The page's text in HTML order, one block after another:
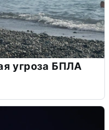
угроза БПЛА